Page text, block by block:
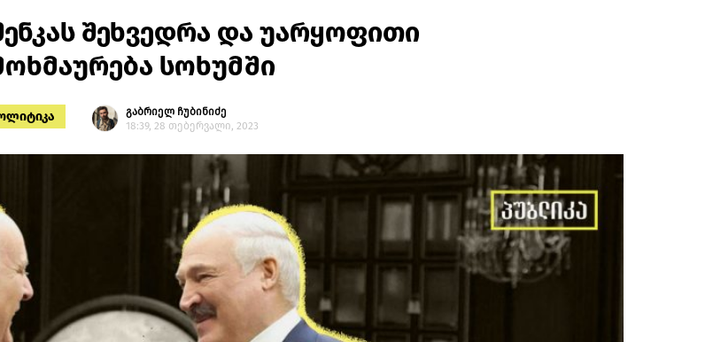
შეხვედრა და უარყოფითი
სოხუმში
გაბრიელ ჩუბინიძე
18:39, 28 თებერვალი, 2023